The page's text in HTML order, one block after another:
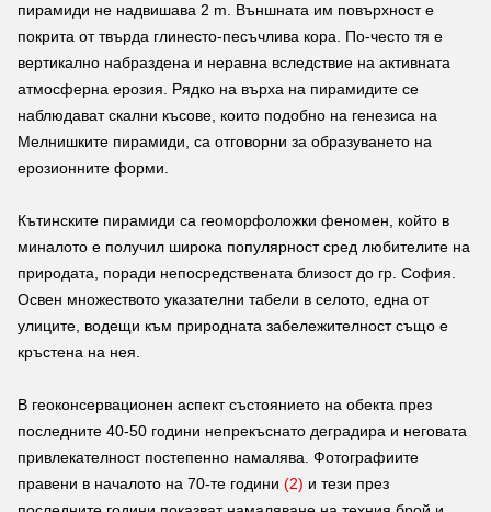
пирамиди не надвишава 2 m. Външната им повърхност е
покрита от твърда глинесто-песъчлива кора. По-често тя е
вертикално набраздена и неравна вследствие на активната
атмосферна ерозия. Рядко на върха на пирамидите се
наблюдават скални късове, които подобно на генезиса на
Мелнишките пирамиди, са отговорни за образуването на
ерозионните форми.
Кътинските пирамиди са геоморфоложки феномен, който в
миналото е получил широка популярност сред любителите на
природата, поради непосредствената близост до гр. София.
Освен множеството указателни табели в селото, една от
улиците, водещи към природната забележителност също е
кръстена на нея.
В геоконсервационен аспект състоянието на обекта през
последните 40-50 години непрекъснато деградира и неговата
привлекателност постепенно намалява. Фотографиите
правени в началото на 70-те години (2) и тези през